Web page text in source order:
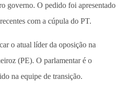
governo. O pedido foi apresentado
com a cúpula do PT.
o atual líder da oposição na
(PE). O parlamentar é o
na equipe de transição.